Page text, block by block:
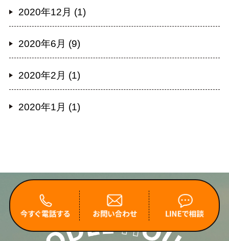
2020年12月 (1)
2020年6月 (9)
2020年2月 (1)
2020年1月 (1)